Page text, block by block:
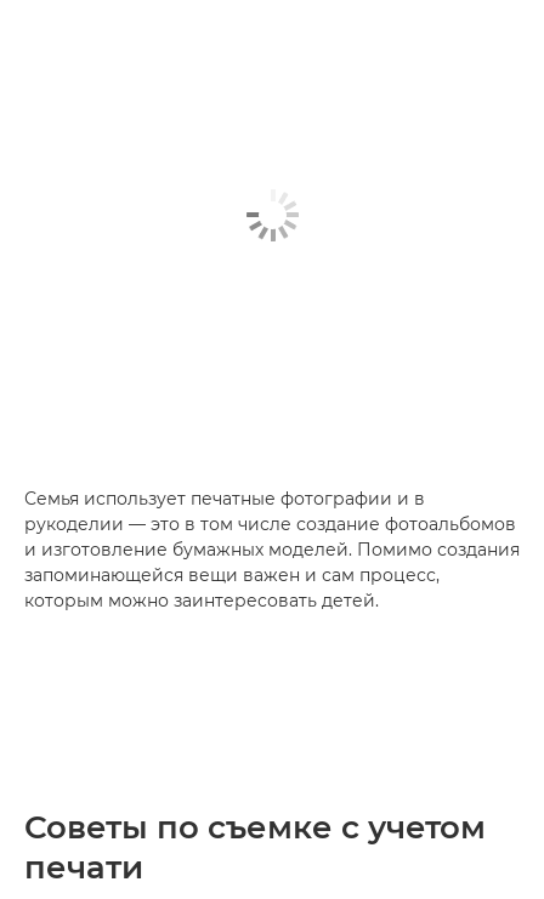
Семья использует печатные фотографии и в
рукоделии — это в том числе создание фотоальбомов
и изготовление бумажных моделей. Помимо создания
запоминающейся вещи важен и сам процесс,
которым можно заинтересовать детей.
Советы по съемке с учетом
печати